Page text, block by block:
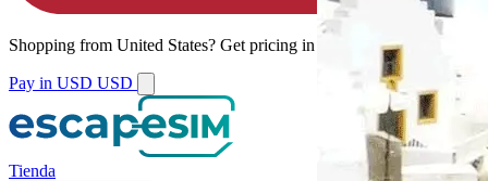
Shopping from United States? Get pricing in your local currency.
Pay in USD USD
Tienda